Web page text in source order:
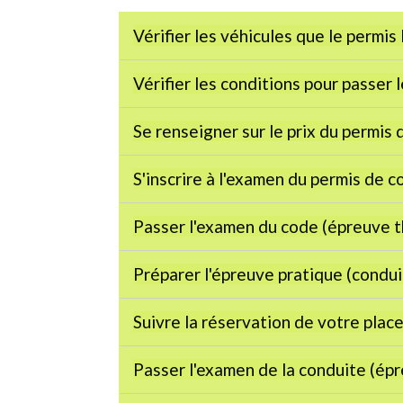
Vérifier les véhicules que le
Vérifier les conditions pour passer
Se renseigner sur le prix du permis
S'inscrire à l'examen du permis de
Passer l'examen du code (épreuve
Préparer l'épreuve pratique
Suivre la réservation de votre
Passer l'examen de la conduite